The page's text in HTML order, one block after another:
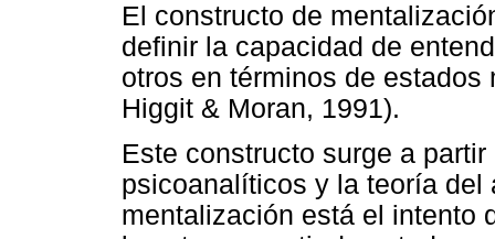
El constructo de
definir la capacidad de
otros en términos de
Higgit & Moran, 1991).
Este constructo surge a
psicoanalíticos y la teoría del
mentalización está el intento